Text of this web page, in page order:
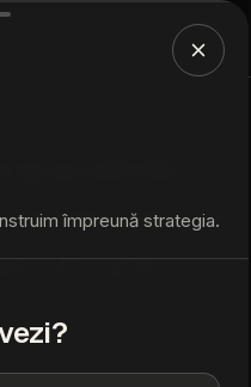
împreună strategia.
2026